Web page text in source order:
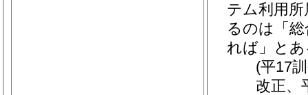
テム利用
るのは「
れば」と
(平17
改正、